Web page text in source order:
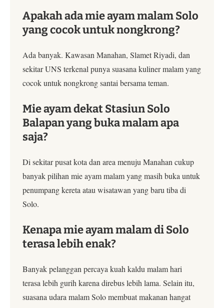
Apakah ada mie ayam malam Solo
yang cocok untuk nongkrong?
Ada banyak. Kawasan Manahan, Slamet Riyadi, dan
sekitar UNS terkenal punya suasana kuliner malam yang
cocok untuk nongkrong santai bersama teman.
Mie ayam dekat Stasiun Solo
Balapan yang buka malam apa
saja?
Di sekitar pusat kota dan area menuju Manahan cukup
banyak pilihan mie ayam malam yang masih buka untuk
penumpang kereta atau wisatawan yang baru tiba di
Solo.
Kenapa mie ayam malam di Solo
terasa lebih enak?
Banyak pelanggan percaya kuah kaldu malam hari
terasa lebih gurih karena direbus lebih lama. Selain itu,
suasana udara malam Solo membuat makanan hangat